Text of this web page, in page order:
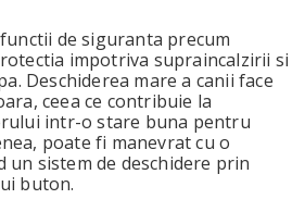
de siguranta precum
impotriva supraincalzirii si
Deschiderea mare a canii face
ceea ce contribuie la
intr-o stare buna pentru
poate fi manevrat cu o
un sistem de deschidere prin
buton.